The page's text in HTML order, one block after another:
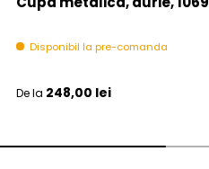
Disponibil la pre-comanda
Pret initial
De la 248,00 lei